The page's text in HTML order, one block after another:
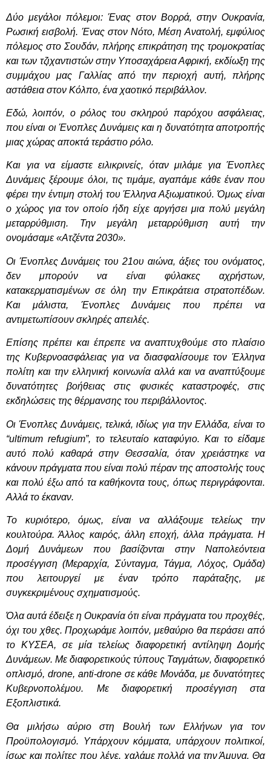
Δύο μεγάλοι πόλεμοι: Ένας στον Βορρά, στην Ουκρανία,
Ρωσική εισβολή. Ένας στον Νότο, Μέση Ανατολή, εμφύλιος
πόλεμος στο Σουδάν, πλήρης επικράτηση της τρομοκρατίας
και των τζιχαντιστών στην Υποσαχάρεια Αφρική, εκδίωξη της
συμμάχου μας Γαλλίας από την περιοχή αυτή, πλήρης
αστάθεια στον Κόλπο, ένα χαοτικό περιβάλλον.
Εδώ, λοιπόν, ο ρόλος του σκληρού παρόχου ασφάλειας,
που είναι οι Ένοπλες Δυνάμεις και η δυνατότητα αποτροπής
μιας χώρας αποκτά τεράστιο ρόλο.
Και για να είμαστε ειλικρινείς, όταν μιλάμε για Ένοπλες
Δυνάμεις ξέρουμε όλοι, τις τιμάμε, αγαπάμε κάθε έναν που
φέρει την έντιμη στολή του Έλληνα Αξιωματικού. Όμως είναι
ο χώρος για τον οποίο ήδη είχε αργήσει μια πολύ μεγάλη
μεταρρύθμιση. Την μεγάλη μεταρρύθμιση αυτή την
ονομάσαμε «Ατζέντα 2030».
Οι Ένοπλες Δυνάμεις του 21ου αιώνα, άξιες του ονόματος,
δεν μπορούν να είναι φύλακες αχρήστων,
κατακερματισμένων σε όλη την Επικράτεια στρατοπέδων.
Και μάλιστα, Ένοπλες Δυνάμεις που πρέπει να
αντιμετωπίσουν σκληρές απειλές.
Επίσης πρέπει και έπρεπε να αναπτυχθούμε στο πλαίσιο
της Κυβερνοασφάλειας για να διασφαλίσουμε τον Έλληνα
πολίτη και την ελληνική κοινωνία αλλά και να αναπτύξουμε
δυνατότητες βοήθειας στις φυσικές καταστροφές, στις
εκδηλώσεις της θέρμανσης του περιβάλλοντος.
Οι Ένοπλες Δυνάμεις, τελικά, ιδίως για την Ελλάδα, είναι το
“ultimum refugium”, το τελευταίο καταφύγιο. Και το είδαμε
αυτό πολύ καθαρά στην Θεσσαλία, όταν χρειάστηκε να
κάνουν πράγματα που είναι πολύ πέραν της αποστολής τους
και πολύ έξω από τα καθήκοντα τους, όπως περιγράφονται.
Αλλά το έκαναν.
Το κυριότερο, όμως, είναι να αλλάξουμε τελείως την
κουλτούρα. Άλλος καιρός, άλλη εποχή, άλλα πράγματα. Η
Δομή Δυνάμεων που βασίζονται στην Ναπολεόντεια
προσέγγιση (Μεραρχία, Σύνταγμα, Τάγμα, Λόχος, Ομάδα)
που λειτουργεί με έναν τρόπο παράταξης, με
συγκεκριμένους σχηματισμούς.
Όλα αυτά έδειξε η Ουκρανία ότι είναι πράγματα του προχθές,
όχι του χθες. Προχωράμε λοιπόν, μεθαύριο θα περάσει από
το ΚΥΣΕΑ, σε μία τελείως διαφορετική αντίληψη Δομής
Δυνάμεων. Με διαφορετικούς τύπους Ταγμάτων, διαφορετικό
οπλισμό, drone, anti-drone σε κάθε Μονάδα, με δυνατότητες
Κυβερνοπολέμου. Με διαφορετική προσέγγιση στα
Εξοπλιστικά.
Θα μιλήσω αύριο στη Βουλή των Ελλήνων για τον
Προϋπολογισμό. Υπάρχουν κόμματα, υπάρχουν πολιτικοί,
ίσως και πολίτες που λένε, χαλάμε πολλά για την Άμυνα. Θα